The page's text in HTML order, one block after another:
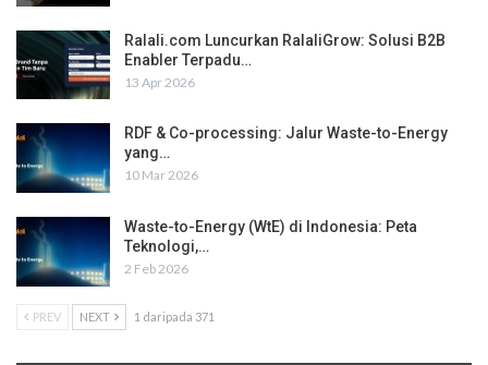
Ralali.com Luncurkan RalaliGrow: Solusi B2B
Enabler Terpadu…
13 Apr 2026
RDF & Co-processing: Jalur Waste-to-Energy
yang…
10 Mar 2026
Waste-to-Energy (WtE) di Indonesia: Peta
Teknologi,…
2 Feb 2026
PREV NEXT 1 daripada 371